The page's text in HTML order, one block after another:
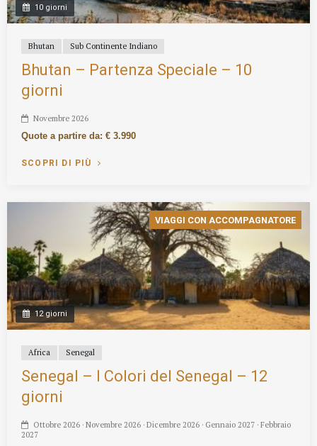
10 giorni
Bhutan Sub Continente Indiano
Bhutan – Partenza Speciale – 10
giorni
Novembre 2026
Quote a partire da: € 3.990
SCOPRI DI PIÙ
VIAGGI CON ACCOMPAGNATORE
12 giorni
Africa Senegal
Senegal – I Colori del Senegal – 12
giorni
Ottobre 2026 · Novembre 2026 · Dicembre 2026 · Gennaio 2027 · Febbraio
2027